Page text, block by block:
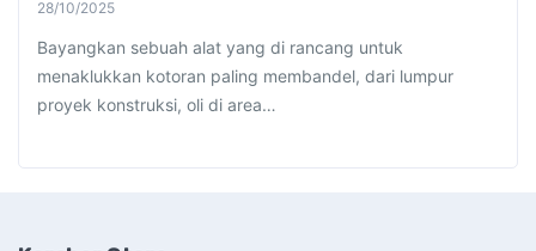
28/10/2025
Bayangkan sebuah alat yang di rancang untuk
menaklukkan kotoran paling membandel, dari lumpur
proyek konstruksi, oli di area…